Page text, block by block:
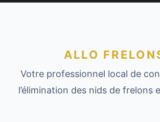
ALLO
Votre professionnel local de
l’élimination des nids de frelons